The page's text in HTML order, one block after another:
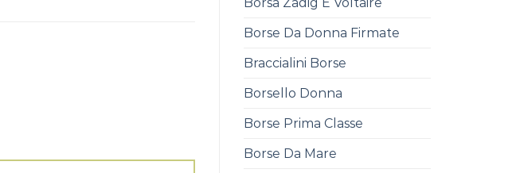
Borse Da Donna Firmate
Braccialini Borse
Borsello Donna
Borse Prima Classe
Borse Da Mare